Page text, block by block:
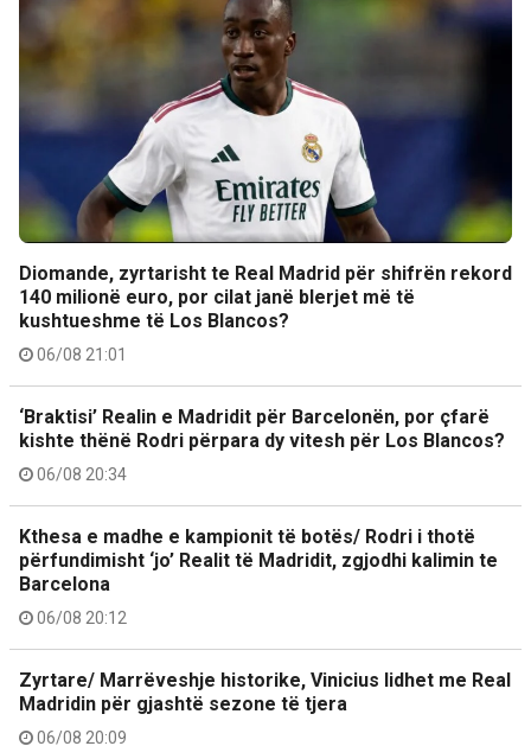
Diomande, zyrtarisht te Real Madrid për shifrën rekord
140 milionë euro, por cilat janë blerjet më të
kushtueshme të Los Blancos?
06/08 21:01
‘Braktisi’ Realin e Madridit për Barcelonën, por çfarë
kishte thënë Rodri përpara dy vitesh për Los Blancos?
06/08 20:34
Kthesa e madhe e kampionit të botës/ Rodri i thotë
përfundimisht ‘jo’ Realit të Madridit, zgjodhi kalimin te
Barcelona
06/08 20:12
Zyrtare/ Marrëveshje historike, Vinicius lidhet me Real
Madridin për gjashtë sezone të tjera
06/08 20:09